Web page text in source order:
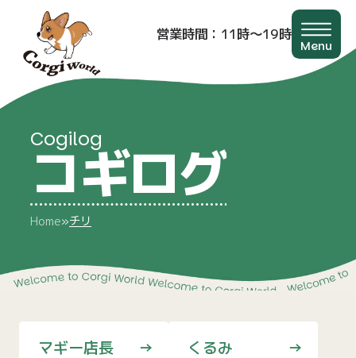
営業時間：11時〜19時
Menu
Cogilog
コギログ
Home»チリ
マギー店長 くるみ